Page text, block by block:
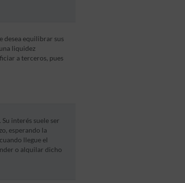
desea equilibrar sus
liquidez
a terceros, pues
interés suele ser
esperando la
llegue el
o alquilar dicho